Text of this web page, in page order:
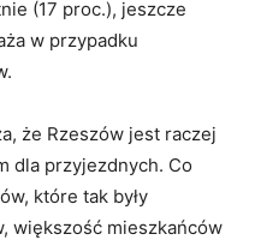
(17 proc.), jeszcze
w przypadku
że Rzeszów jest raczej
dla przyjezdnych. Co
które tak były
większość mieszkańców